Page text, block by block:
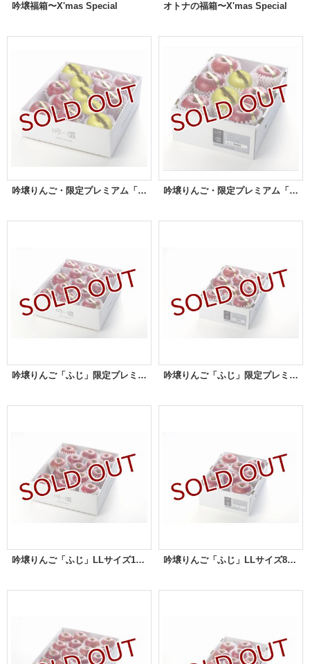
吟壌福箱〜X'mas Special オトナの福箱〜X'mas Special
吟壌りんご・限定プレミアム「ふじ・はるか」詰合せ 12〜15玉（5kg） 吟壌りんご・限定プレミアム「ふじ・はるか」詰合せ 8〜10玉（3kg）
吟壌りんご「ふじ」限定プレミアム 12〜15玉（5kg） 吟壌りんご「ふじ」限定プレミアム8〜10玉（3kg）
吟壌りんご「ふじ」LLサイズ12〜14玉（5kg） 吟壌りんご「ふじ」LLサイズ8〜9玉（3kg）